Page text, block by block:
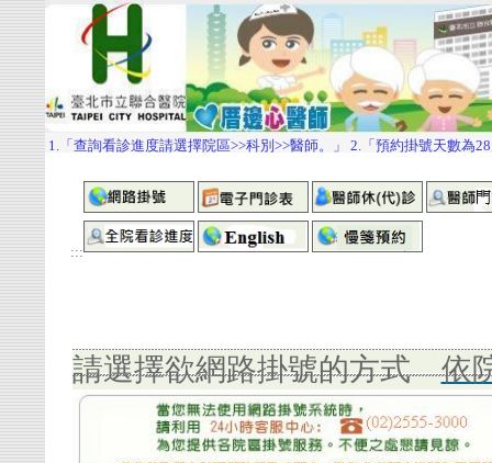
:::
請選擇欲網路掛號的方式 依